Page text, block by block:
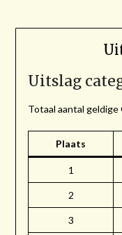
Uitslag
Totaal aantal geldige
Plaats
1
2
3